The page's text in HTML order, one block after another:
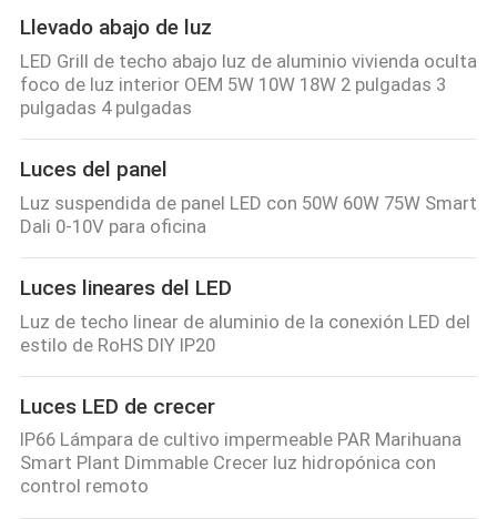
Llevado abajo de luz
LED Grill de techo abajo luz de aluminio vivienda oculta
foco de luz interior OEM 5W 10W 18W 2 pulgadas 3
pulgadas 4 pulgadas
Luces del panel
Luz suspendida de panel LED con 50W 60W 75W Smart
Dali 0-10V para oficina
Luces lineares del LED
Luz de techo linear de aluminio de la conexión LED del
estilo de RoHS DIY IP20
Luces LED de crecer
IP66 Lámpara de cultivo impermeable PAR Marihuana
Smart Plant Dimmable Crecer luz hidropónica con
control remoto